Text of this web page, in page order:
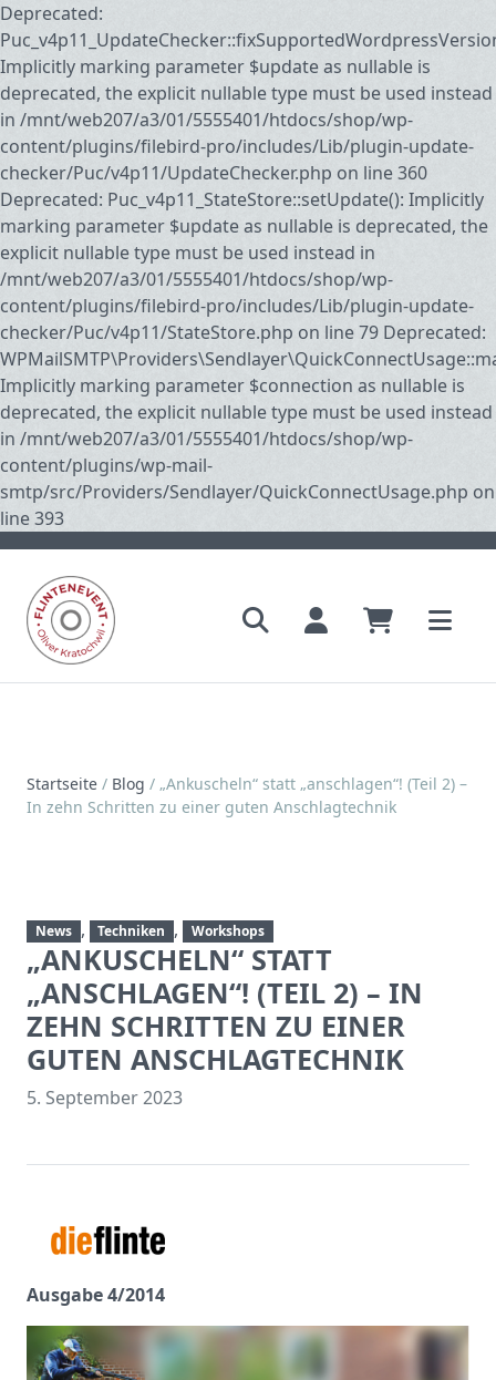
Deprecated:
Implicitly marking parameter $update as nullable is
deprecated, the explicit nullable type must be used instead
in /mnt/web207/a3/01/5555401/htdocs/shop/wp-
content/plugins/filebird-pro/includes/Lib/plugin-update-
checker/Puc/v4p11/UpdateChecker.php on line 360
Deprecated: Puc_v4p11_StateStore::setUpdate(): Implicitly
marking parameter $update as nullable is deprecated, the
explicit nullable type must be used instead in
/mnt/web207/a3/01/5555401/htdocs/shop/wp-
content/plugins/filebird-pro/includes/Lib/plugin-update-
checker/Puc/v4p11/StateStore.php on line 79 Deprecated:
Implicitly marking parameter $connection as nullable is
deprecated, the explicit nullable type must be used instead
in /mnt/web207/a3/01/5555401/htdocs/shop/wp-
content/plugins/wp-mail-
smtp/src/Providers/Sendlayer/QuickConnectUsage.php on
line 393
Startseite / Blog / „Ankuscheln“ statt „anschlagen“! (Teil 2) –
In zehn Schritten zu einer guten Anschlagtechnik
News , Techniken , Workshops
„ANKUSCHELN“ STATT
„ANSCHLAGEN“! (TEIL 2) – IN
ZEHN SCHRITTEN ZU EINER
GUTEN ANSCHLAGTECHNIK
5. September 2023
Ausgabe 4/2014